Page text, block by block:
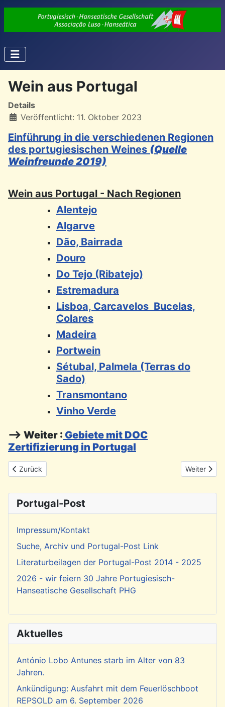
Wein aus Portugal
Details
Veröffentlicht: 11. Oktober 2023
Einführung in die verschiedenen Regionen
des portugiesischen Weines (Quelle
Weinfreunde 2019)
Wein aus Portugal - Nach Regionen
Alentejo
Algarve
Dão, Bairrada
Douro
Do Tejo (Ribatejo)
Estremadura
Lisboa, Carcavelos Bucelas,
Colares
Madeira
Portwein
Sétubal, Palmela (Terras do
Sado)
Transmontano
Vinho Verde
--> Weiter : Gebiete mit DOC
Zertifizierung in Portugal
Vorheriger Beitrag: Olivenöl aus Portugal
Zurück Nächster
Weiter
Portugal-Post
Impressum/Kontakt
Suche, Archiv und Portugal-Post Link
Literaturbeilagen der Portugal-Post 2014 - 2025
2026 - wir feiern 30 Jahre Portugiesisch-
Hanseatische Gesellschaft PHG
Aktuelles
António Lobo Antunes starb im Alter von 83
Jahren.
Ankündigung: Ausfahrt mit dem Feuerlöschboot
REPSOLD am 6. September 2026